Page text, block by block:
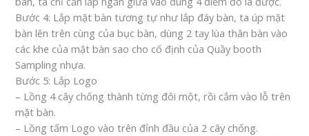
Bước 4: Lắp mặt bàn tương tự như lắp đáy bàn, ta úp mặt
bàn lên trên cùng của bục bàn, dùng 2 tay lùa thân bàn vào
các khe của mặt bàn sao cho cố định của Quầy booth
Sampling nhựa.
Bước 5: Lắp Logo
– Lồng 4 cây chống thành từng đôi một, rồi cắm vào lỗ trên
mặt bàn.
– Lồng tấm Logo vào trên đỉnh đầu của 2 cây chống.